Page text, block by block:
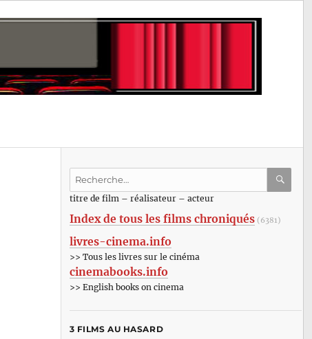
Recherche
:titre de film – réalisateur – acteur
Index de tous les films chroniqués (6381)
livres-cinema.info
>> Tous les livres sur le cinéma
cinemabooks.info
>> English books on cinema
3 FILMS AU HASARD